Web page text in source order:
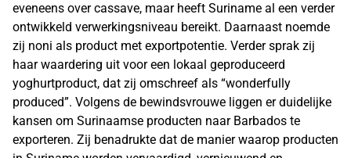
eveneens over cassave, maar heeft Suriname al een verder
ontwikkeld verwerkingsniveau bereikt. Daarnaast noemde
zij noni als product met exportpotentie. Verder sprak zij
haar waardering uit voor een lokaal geproduceerd
yoghurtproduct, dat zij omschreef als “wonderfully
produced”. Volgens de bewindsvrouwe liggen er duidelijke
kansen om Surinaamse producten naar Barbados te
exporteren. Zij benadrukte dat de manier waarop producten